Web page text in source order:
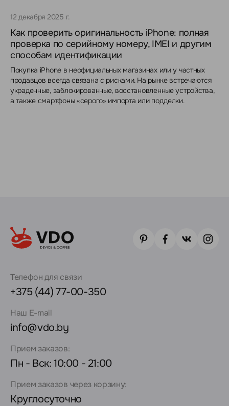
12 декабря 2025 г.
Как проверить оригинальность iPhone: полная
проверка по серийному номеру, IMEI и другим
способам идентификации
Покупка iPhone в неофициальных магазинах или у частных
продавцов всегда связана с рисками. На рынке встречаются
украденные, заблокированные, восстановленные устройства,
а также смартфоны «серого» импорта или подделки.
Телефон для связи
+375 (44) 77-00-350
Наш E-mail
info@vdo.by
Прием заказов:
Пн - Вск: 10:00 - 21:00
Прием заказов через корзину:
Круглосуточно